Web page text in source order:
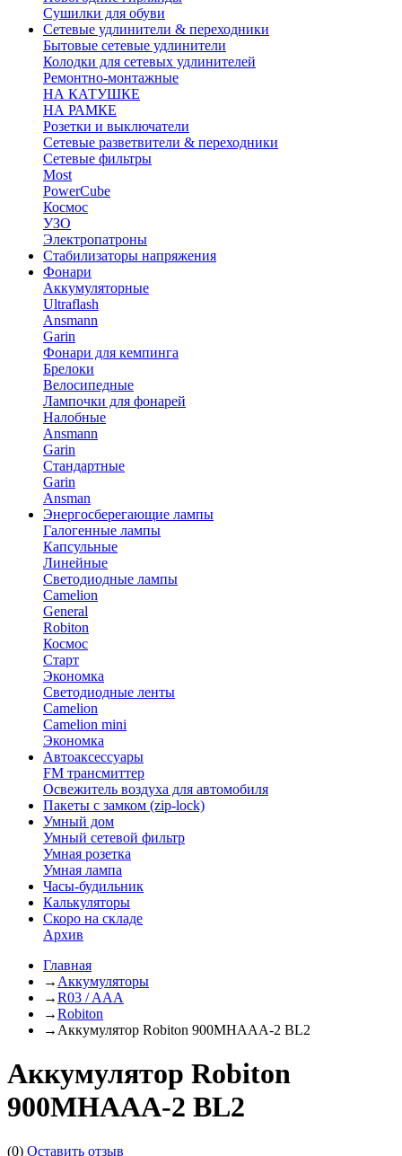
Сушилки для обуви
Сетевые удлинители & переходники
Бытовые сетевые удлинители
Колодки для сетевых удлинителей
Ремонтно-монтажные
НА КАТУШКЕ
НА РАМКЕ
Розетки и выключатели
Сетевые разветвители & переходники
Сетевые фильтры
Most
PowerCube
Космос
УЗО
Электропатроны
Стабилизаторы напряжения
Фонари
Аккумуляторные
Ultraflash
Ansmann
Garin
Фонари для кемпинга
Брелоки
Велосипедные
Лампочки для фонарей
Налобные
Ansmann
Garin
Стандартные
Garin
Ansman
Энергосберегающие лампы
Галогенные лампы
Капсульные
Линейные
Светодиодные лампы
Camelion
General
Robiton
Космос
Старт
Экономка
Светодиодные ленты
Camelion
Camelion mini
Экономка
Автоаксессуары
FM трансмиттер
Освежитель воздуха для автомобиля
Пакеты с замком (zip-lock)
Умный дом
Умный сетевой фильтр
Умная розетка
Умная лампа
Часы-будильник
Калькуляторы
Скоро на складе
Архив
Главная
→ Аккумуляторы
→R03 / AAA
→Robiton
→ Аккумулятор Robiton 900MHAAA-2 BL2
Аккумулятор Robiton
900MHAAA-2 BL2
(0) Оставить отзыв